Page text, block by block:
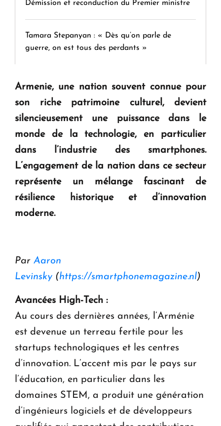
Démission et reconduction du Premier ministre
Tamara Stepanyan : « Dès qu’on parle de
guerre, on est tous des perdants »
question d'un référendum ne se pose pas. "
KASA : 30 ans d'audace, de résilience et d'avenir
en Arménie
Le premier hôtel Hyatt Regency d'Arménie
ouvrira ses portes à Dilijan
Armenie, une nation souvent connue pour
son riche patrimoine culturel, devient
silencieusement une puissance dans le
monde de la technologie, en particulier
dans l’industrie des smartphones.
L’engagement de la nation dans ce secteur
représente un mélange fascinant de
résilience historique et d’innovation
moderne.
Par Aaron
Levinsky (https://smartphonemagazine.nl)
Avancées High-Tech :
Au cours des dernières années, l’Arménie
est devenue un terreau fertile pour les
startups technologiques et les centres
d’innovation. L’accent mis par le pays sur
l’éducation, en particulier dans les
domaines STEM, a produit une génération
d’ingénieurs logiciels et de développeurs